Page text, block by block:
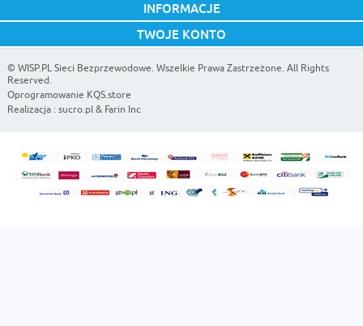
INFORMACJE
TWOJE KONTO
© WISP.PL Sieci Bezprzewodowe. Wszelkie Prawa Zastrzeżone. All Rights
Reserved.
Oprogramowanie KQS.store
Realizacja : sucro.pl& Farin Inc